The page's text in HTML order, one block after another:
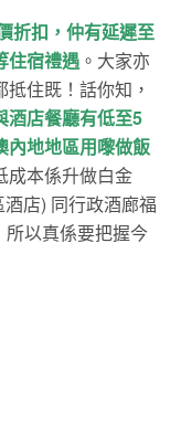
折扣，仲有延遲至
住宿禮遇 。大家亦
住既！話你知，
酒店餐廳有低至5
內地地區用嚟做飯
成本係升做白金
店) 同行政酒廊福
以真係要把握今